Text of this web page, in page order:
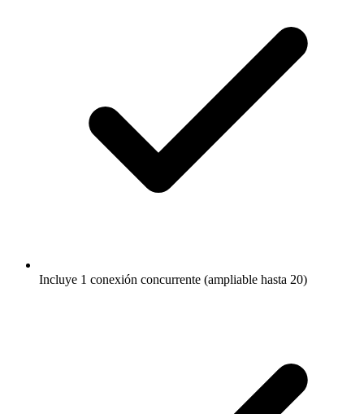
Incluye 1 conexión concurrente (ampliable hasta 20)